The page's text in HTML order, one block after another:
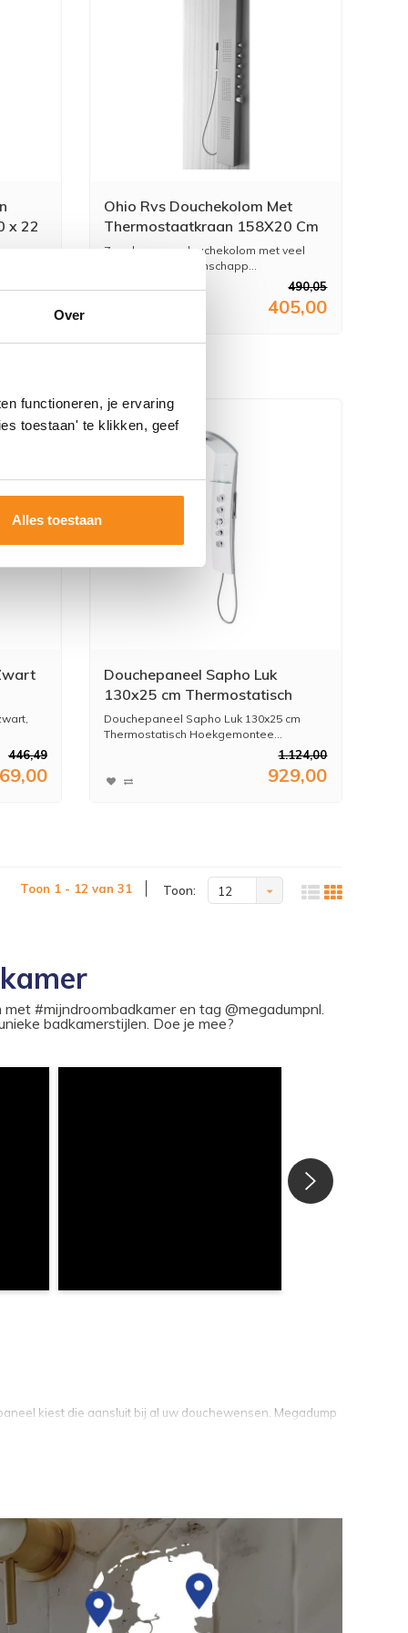
Over
functioneren, je ervaring
toestaan' te klikken, geef
Alles toestaan
x 22
710,27
Ohio Rvs Douchekolom Met
Thermostaatkraan 158X20 Cm
Zeer luxueuze douchekolom met veel
verschillende eigenschapp...
490,05
405,00
446,49
Douchepaneel Sapho Luk
130x25 cm Thermostatisch
Hoekgemonteerd Wit
Douchepaneel Sapho Luk 130x25 cm
Thermostatisch Hoekgemontee...
1.124,00
929,00
Toon 1 - 12 van 31 Toon: 12
#mijndroombadkamer en tag @megadumpnl.
badkamerstijlen. Doe je mee?
kiest die aansluit bij al uw douchewensen. Megadump
uit één wandelement. Hierin zijn een regen- of
kraan verwerkt. Douchepanelen bieden dus